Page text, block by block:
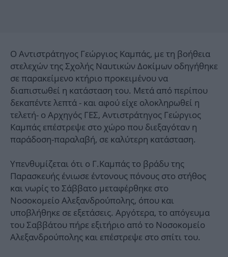
Ο Αντιστράτηγος Γεώργιος Καμπάς, με τη βοήθεια
στελεχών της Σχολής Ναυτικών Δοκίμων οδηγήθηκε
σε παρακείμενο κτήριο προκειμένου να
διαπιστωθεί η κατάσταση του. Μετά από περίπου
δεκαπέντε λεπτά - και αφού είχε ολοκληρωθεί η
τελετή- ο Αρχηγός ΓΕΣ, Αντιστράτηγος Γεώργιος
Καμπάς επέστρεψε στο χώρο που διεξαγόταν η
παράδοση-παραλαβή, σε καλύτερη κατάσταση.
Υπενθυμίζεται ότι ο Γ.Καμπάς το βράδυ της
Παρασκευής ένιωσε έντονους πόνους στο στήθος
και νωρίς το Σάββατο μεταφέρθηκε στο
Νοσοκομείο Αλεξανδρούπολης, όπου και
υποβλήθηκε σε εξετάσεις. Αργότερα, το απόγευμα
του Σαββάτου πήρε εξιτήριο από το Νοσοκομείο
Αλεξανδρούπολης και επέστρεψε στο σπίτι του.